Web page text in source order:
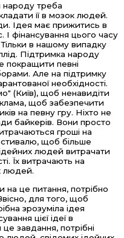
народу треба
її в мозок людей.
Ідея має прижитись в
фінансування цього часу
Тільки в нашому випадку
Підтримка народу
покращити певні
Але на підтримку
необхідності.
(Київ), щоб ненавидіти
щоб забезпечити
на певну гру. Ніхто не
байкерів. Вони просто
гроші на
щоб більше
людей витрачати
Їх витрачають на
людей.
на це питання, потрібно
для того, щоб
зрозуміла ідея
цієї ідеї в
завдання, потрібні